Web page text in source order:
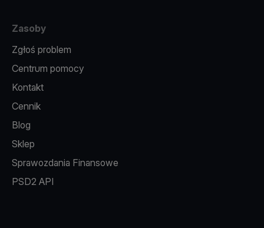
Zasoby
Zgłoś problem
Centrum pomocy
Kontakt
Cennik
Blog
Sklep
Sprawozdania Finansowe
PSD2 API